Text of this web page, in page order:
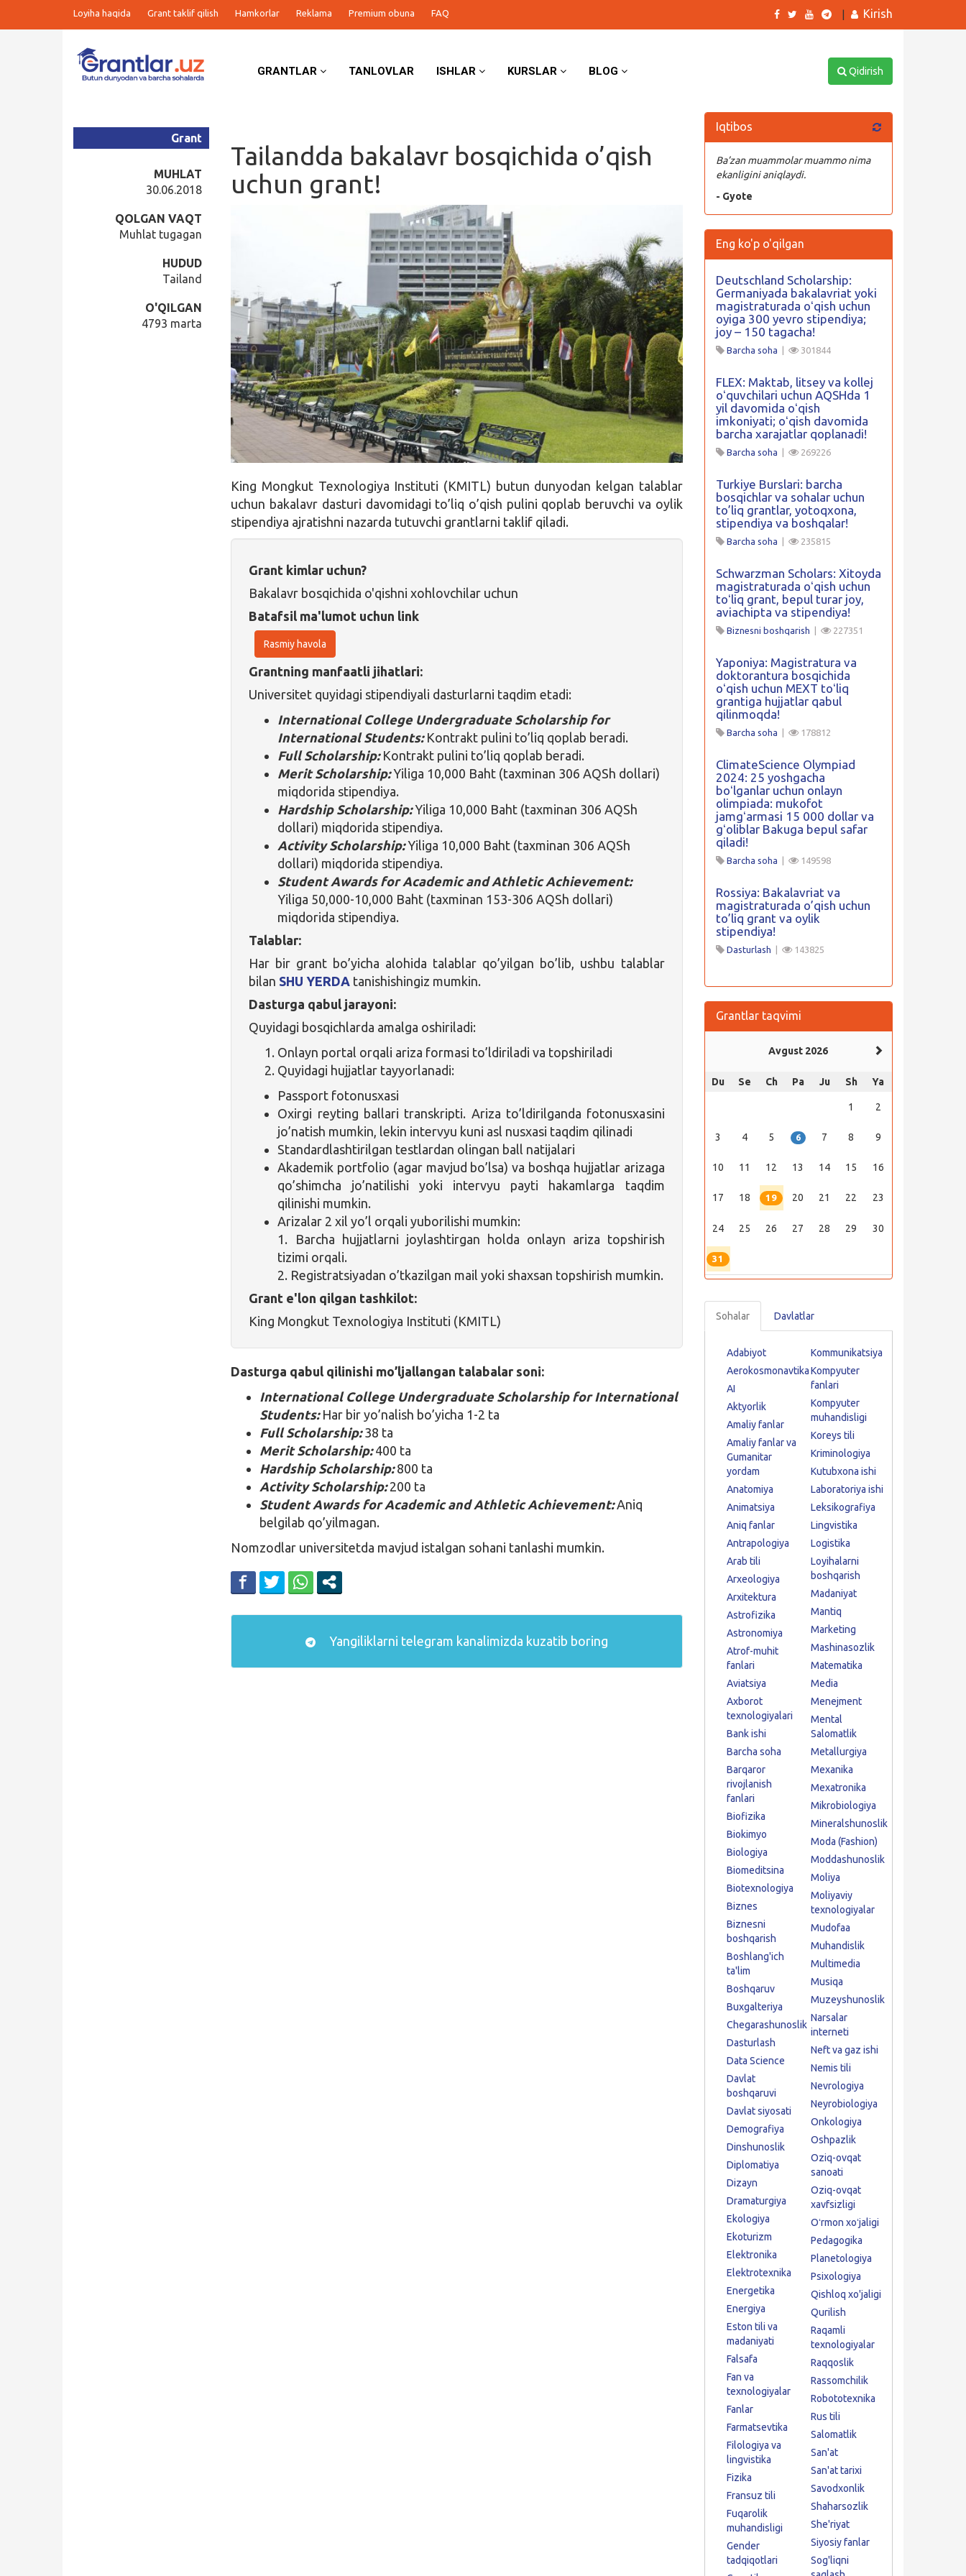
Loyiha haqida Grant taklif qilish Hamkorlar Reklama Premium obuna FAQ Kirish
GRANTLAR TANLOVLAR ISHLAR KURSLAR BLOG Qidirish
Tailandda bakalavr bosqichida o’qish
uchun grant!
Grant
MUHLAT
30.06.2018
QOLGAN VAQT
Muhlat tugagan
HUDUD
Tailand
O'QILGAN
4793 marta
King Mongkut Texnologiya Instituti (KMITL) butun dunyodan kelgan talablar
uchun bakalavr dasturi davomidagi to’liq o’qish pulini qoplab beruvchi va oylik
stipendiya ajratishni nazarda tutuvchi grantlarni taklif qiladi.
Grant kimlar uchun?
Bakalavr bosqichida o'qishni xohlovchilar uchun
Batafsil ma'lumot uchun link
Rasmiy havola
Grantning manfaatli jihatlari:
Universitet quyidagi stipendiyali dasturlarni taqdim etadi:
International College Undergraduate Scholarship for
International Students:Kontrakt pulini to’liq qoplab beradi.
Full Scholarship: Kontrakt pulini to’liq qoplab beradi.
Merit Scholarship:Yiliga 10,000 Baht (taxminan 306 AQSh dollari)
miqdorida stipendiya.
Hardship Scholarship:Yiliga 10,000 Baht (taxminan 306 AQSh
dollari) miqdorida stipendiya.
Activity Scholarship:Yiliga 10,000 Baht (taxminan 306 AQSh
dollari) miqdorida stipendiya.
Student Awards for Academic and Athletic Achievement:
Yiliga 50,000-10,000 Baht (taxminan 153-306 AQSh dollari)
miqdorida stipendiya.
Talablar:
Har bir grant bo’yicha alohida talablar qo’yilgan bo’lib, ushbu talablar
bilan SHU YERDA tanishishingiz mumkin.
Dasturga qabul jarayoni:
Quyidagi bosqichlarda amalga oshiriladi:
Onlayn portal orqali ariza formasi to’ldiriladi va topshiriladi
Quyidagi hujjatlar tayyorlanadi:
Passport fotonusxasi
Oxirgi reyting ballari transkripti. Ariza to’ldirilganda fotonusxasini
jo’natish mumkin, lekin intervyu kuni asl nusxasi taqdim qilinadi
Standardlashtirilgan testlardan olingan ball natijalari
Akademik portfolio (agar mavjud bo’lsa) va boshqa hujjatlar arizaga
qo’shimcha jo’natilishi yoki intervyu payti hakamlarga taqdim
qilinishi mumkin.
Arizalar 2 xil yo’l orqali yuborilishi mumkin:
1. Barcha hujjatlarni joylashtirgan holda onlayn ariza topshirish
tizimi orqali.
2. Registratsiyadan o’tkazilgan mail yoki shaxsan topshirish mumkin.
Grant e'lon qilgan tashkilot:
King Mongkut Texnologiya Instituti (KMITL)
Dasturga qabul qilinishi mo’ljallangan talabalar soni:
International College Undergraduate Scholarship for International
Students: Har bir yo’nalish bo’yicha 1-2 ta
Full Scholarship:38 ta
Merit Scholarship:400 ta
Hardship Scholarship:800 ta
Activity Scholarship:200 ta
Student Awards for Academic and Athletic Achievement:Aniq
belgilab qo’yilmagan.
Nomzodlar universitetda mavjud istalgan sohani tanlashi mumkin.
Yangiliklarni telegram kanalimizda kuzatib boring
Iqtibos
Ba’zan muammolar muammo nima
ekanligini aniqlaydi.
- Gyote
Eng ko'p o'qilgan
Deutschland Scholarship:
Germaniyada bakalavriat yoki
magistraturada oʻqish uchun
oyiga 300 yevro stipendiya;
joy – 150 tagacha!
Barcha soha 301844
FLEX: Maktab, litsey va kollej
oʻquvchilari uchun AQSHda 1
yil davomida oʻqish
imkoniyati; oʻqish davomida
barcha xarajatlar qoplanadi!
Barcha soha 269226
Turkiye Burslari: barcha
bosqichlar va sohalar uchun
to’liq grantlar, yotoqxona,
stipendiya va boshqalar!
Barcha soha 235815
Schwarzman Scholars: Xitoyda
magistraturada oʻqish uchun
toʻliq grant, bepul turar joy,
aviachipta va stipendiya!
Biznesni boshqarish 227351
Yaponiya: Magistratura va
doktorantura bosqichida
oʻqish uchun MEXT toʻliq
grantiga hujjatlar qabul
qilinmoqda!
Barcha soha 178812
ClimateScience Olympiad
2024: 25 yoshgacha
boʻlganlar uchun onlayn
olimpiada: mukofot
jamgʻarmasi 15 000 dollar va
gʻoliblar Bakuga bepul safar
qiladi!
Barcha soha 149598
Rossiya: Bakalavriat va
magistraturada o’qish uchun
to’liq grant va oylik
stipendiya!
Dasturlash 143825
Grantlar taqvimi
Avgust 2026
Du Se Ch Pa Ju Sh Ya
1 2
3 4 5 6 7 8 9
10 11 12 13 14 15 16
17 18 19 20 21 22 23
24 25 26 27 28 29 30
31
Sohalar Davlatlar
Adabiyot
Aerokosmonavtika
AI
Aktyorlik
Amaliy fanlar
Amaliy fanlar va
Gumanitar
yordam
Anatomiya
Animatsiya
Aniq fanlar
Antrapologiya
Arab tili
Arxeologiya
Arxitektura
Astrofizika
Astronomiya
Atrof-muhit
fanlari
Aviatsiya
Axborot
texnologiyalari
Bank ishi
Barcha soha
Barqaror
rivojlanish
fanlari
Biofizika
Biokimyo
Biologiya
Biomeditsina
Biotexnologiya
Biznes
Biznesni
boshqarish
Boshlang'ich
ta'lim
Boshqaruv
Buxgalteriya
Chegarashunoslik
Dasturlash
Data Science
Davlat
boshqaruvi
Davlat siyosati
Demografiya
Dinshunoslik
Diplomatiya
Dizayn
Dramaturgiya
Ekologiya
Ekoturizm
Elektronika
Elektrotexnika
Energetika
Energiya
Eston tili va
madaniyati
Falsafa
Fan va
texnologiyalar
Fanlar
Farmatsevtika
Filologiya va
lingvistika
Fizika
Fransuz tili
Fuqarolik
muhandisligi
Gender
tadqiqotlari
Kommunikatsiya
Kompyuter
fanlari
Kompyuter
muhandisligi
Koreys tili
Kriminologiya
Kutubxona ishi
Laboratoriya ishi
Leksikografiya
Lingvistika
Logistika
Loyihalarni
boshqarish
Madaniyat
Mantiq
Marketing
Mashinasozlik
Matematika
Media
Menejment
Mental
Salomatlik
Metallurgiya
Mexanika
Mexatronika
Mikrobiologiya
Mineralshunoslik
Moda (Fashion)
Moddashunoslik
Moliya
Moliyaviy
texnologiyalar
Mudofaa
Muhandislik
Multimedia
Musiqa
Muzeyshunoslik
Narsalar
interneti
Neft va gaz ishi
Nemis tili
Nevrologiya
Neyrobiologiya
Onkologiya
Oshpazlik
Oziq-ovqat
sanoati
Oziq-ovqat
xavfsizligi
Oʻrmon xoʻjaligi
Pedagogika
Planetologiya
Psixologiya
Qishloq xo'jaligi
Qurilish
Raqamli
texnologiyalar
Raqqoslik
Rassomchilik
Robototexnika
Rus tili
Salomatlik
San'at
San'at tarixi
Savodxonlik
Shaharsozlik
She'riyat
Siyosiy fanlar
Sog'liqni